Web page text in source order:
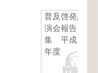
普及啓発講
演会報告
集 平成15
年度